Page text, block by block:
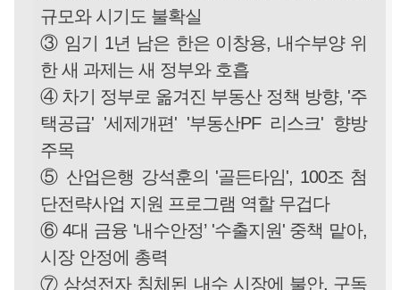
규모와 시기도 불확실
③ 임기 1년 남은 한은 이창용, 내수부양 위
한 새 과제는 새 정부와 호흡
④ 차기 정부로 옮겨진 부동산 정책 방향, '주
택공급' '세제개편' '부동산PF 리스크' 향방
주목
⑤ 산업은행 강석훈의 '골든타임', 100조 첨
단전략사업 지원 프로그램 역할 무겁다
⑥ 4대 금융 '내수안정’ '수출지원' 중책 맡아,
시장 안정에 총력
⑦ 삼성전자 침체된 내수 시장에 불안, 구독